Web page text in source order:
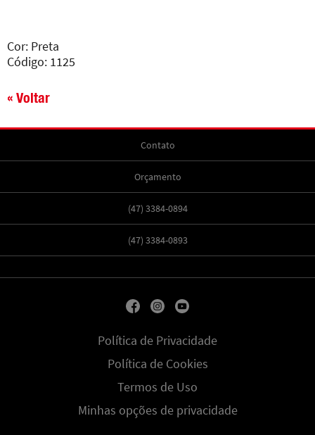
Cor: Preta
Código: 1125
« Voltar
Contato
Orçamento
(47) 3384-0894
(47) 3384-0893
Política de Privacidade
Política de Cookies
Termos de Uso
Minhas opções de privacidade